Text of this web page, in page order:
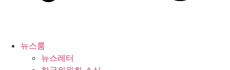
뉴스룸
뉴스레터